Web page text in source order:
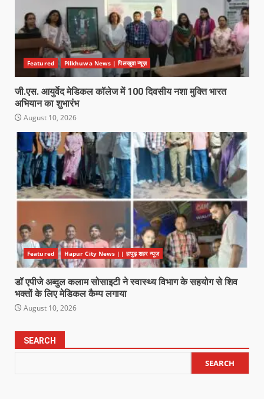
Featured Pilkhuwa News | पिलखुवा न्यूज़
जी.एस. आयुर्वेद मेडिकल कॉलेज में 100 दिवसीय नशा मुक्ति भारत
अभियान का शुभारंभ
August 10, 2026
Featured Hapur City News || हापुड़ शहर न्यूज़
डॉ एपीजे अब्दुल कलाम सोसाइटी ने स्वास्थ्य विभाग के सहयोग से शिव
भक्तों के लिए मेडिकल कैम्प लगाया
August 10, 2026
SEARCH
SEARCH